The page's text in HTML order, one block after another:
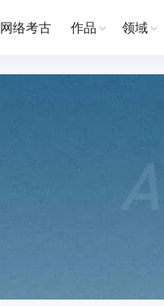
网络考古 作品 领域